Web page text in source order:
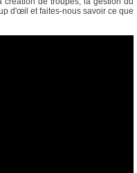
d'œil et faites-nous savoir ce que